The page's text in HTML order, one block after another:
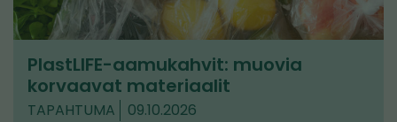
PlastLIFE-aamukahvit: muovia
korvaavat materiaalit
TAPAHTUMA 09.10.2026